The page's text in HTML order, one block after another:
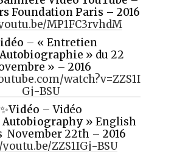
Foundation Paris – 2016
MP1FC3rvhdM
– « Entretien
» du 22
» – 2016
watch?v=ZZS1I
Gj-BSU
✨Vidéo – Vidéo
Autobiography » English
November 22th – 2016
ZZS1IGj-BSU